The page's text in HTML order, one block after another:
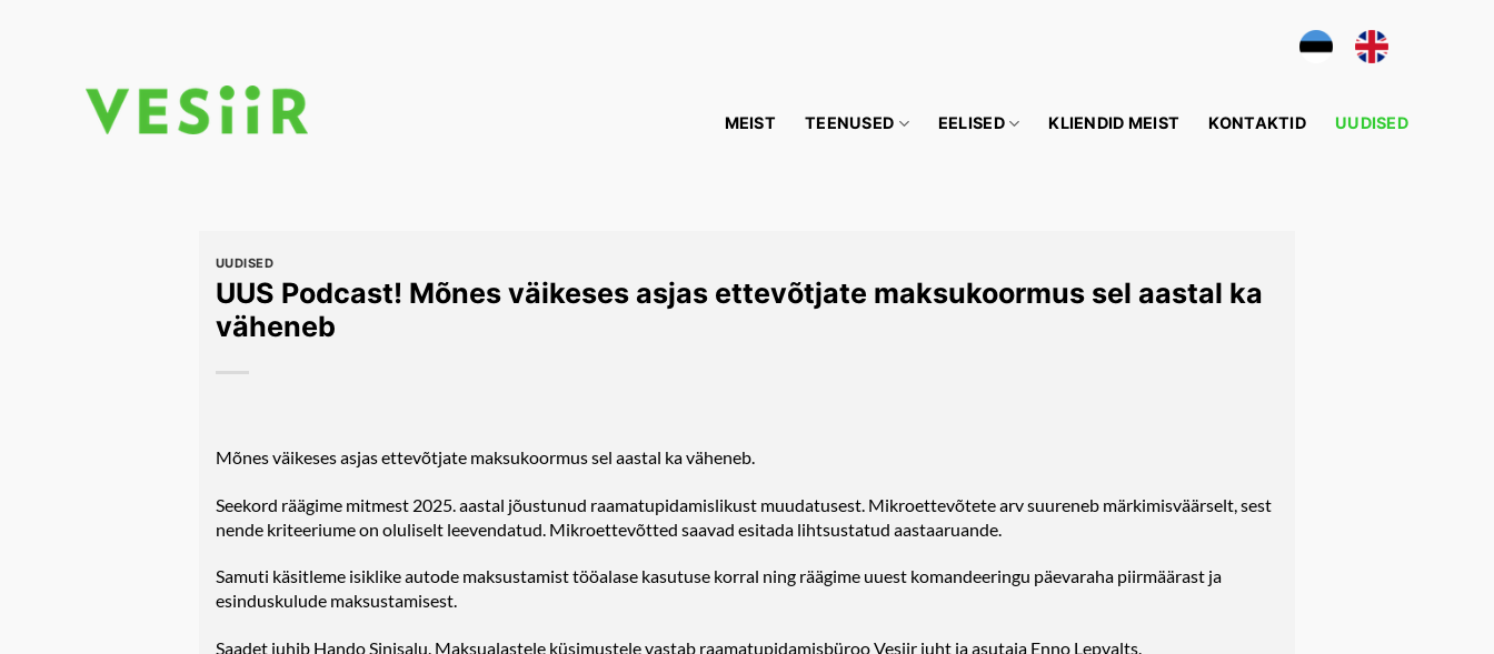
MEIST TEENUSED EELISED KLIENDID MEIST KONTAKTID UUDISED
UUDISED
UUS Podcast! Mõnes väikeses asjas ettevõtjate maksukoormus sel aastal ka
väheneb
Mõnes väikeses asjas ettevõtjate maksukoormus sel aastal ka väheneb.
Seekord räägime mitmest 2025. aastal jõustunud raamatupidamislikust muudatusest. Mikroettevõtete arv suureneb märkimisväärselt, sest
nende kriteeriume on oluliselt leevendatud. Mikroettevõtted saavad esitada lihtsustatud aastaaruande.
Samuti käsitleme isiklike autode maksustamist tööalase kasutuse korral ning räägime uuest komandeeringu päevaraha piirmäärast ja
esinduskulude maksustamisest.
Saadet juhib Hando Sinisalu. Maksualastele küsimustele vastab raamatupidamisbüroo Vesiir juht ja asutaja Enno Lepvalts.